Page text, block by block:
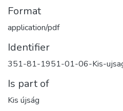
Format
application/pdf
Identifier
351-81-1951-01-06-Kis-
Is part of
Kis újság